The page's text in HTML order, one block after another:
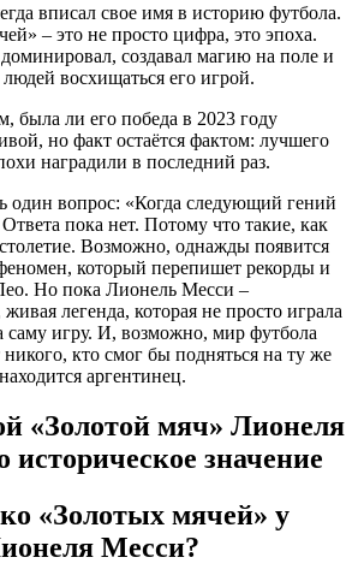
вписал свое имя в историю футбола.
– это не просто цифра, это эпоха.
создавал магию на поле и
восхищаться его игрой.
была ли его победа в 2023 году
но факт остаётся фактом: лучшего
наградили в последний раз.
один вопрос: «Когда следующий гений
пока нет. Потому что такие, как
Возможно, однажды появится
который перепишет рекорды и
Но пока Лионель Месси –
легенда, которая не просто играла
саму игру. И, возможно, мир футбола
кто смог бы подняться на ту же
аргентинец.
«Золотой мяч» Лионеля
историческое значение
«Золотых мячей» у
Месси?